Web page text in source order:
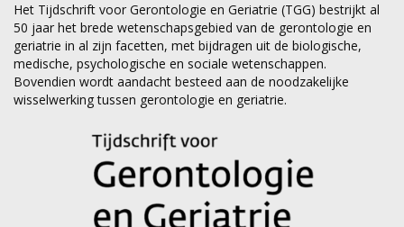
Het Tijdschrift voor Gerontologie en Geriatrie (TGG) bestrijkt al
50 jaar het brede wetenschapsgebied van de gerontologie en
geriatrie in al zijn facetten, met bijdragen uit de biologische,
medische, psychologische en sociale wetenschappen.
Bovendien wordt aandacht besteed aan de noodzakelijke
wisselwerking tussen gerontologie en geriatrie.